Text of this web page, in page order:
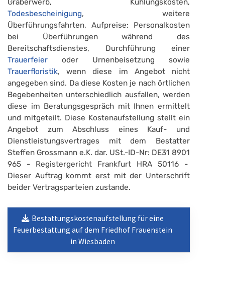
Graberwerb, Kühlungskosten,
Todesbescheinigung, weitere
Überführungsfahrten, Aufpreise: Personalkosten
bei Überführungen während des
Bereitschaftsdienstes, Durchführung einer
Trauerfeier oder Urnenbeisetzung sowie
Trauerfloristik, wenn diese im Angebot nicht
angegeben sind. Da diese Kosten je nach örtlichen
Begebenheiten unterschiedlich ausfallen, werden
diese im Beratungsgespräch mit Ihnen ermittelt
und mitgeteilt. Diese Kostenaufstellung stellt ein
Angebot zum Abschluss eines Kauf- und
Dienstleistungsvertrages mit dem Bestatter
Steffen Grossmann e.K. dar. USt.-ID-Nr: DE31 8901
965 - Registergericht Frankfurt HRA 50116 -
Dieser Auftrag kommt erst mit der Unterschrift
beider Vertragsparteien zustande.
Bestattungskostenaufstellung für eine
Feuerbestattung auf dem Friedhof Frauenstein
in Wiesbaden